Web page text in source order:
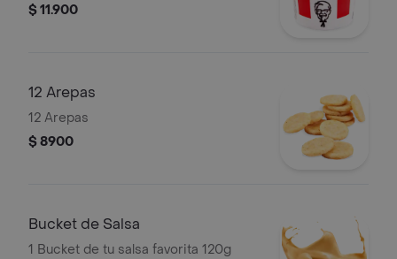
$ 11.900
12 Arepas
12 Arepas
$ 8900
Bucket de Salsa
1 Bucket de tu salsa favorita 120g